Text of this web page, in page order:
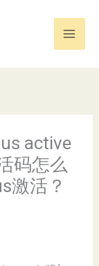
active
码怎么
激活？